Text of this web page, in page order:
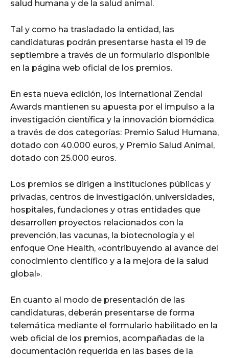
salud humana y de la salud animal.
Tal y como ha trasladado la entidad, las
candidaturas podrán presentarse hasta el 19 de
septiembre a través de un formulario disponible
en la página web oficial de los premios.
En esta nueva edición, los International Zendal
Awards mantienen su apuesta por el impulso a la
investigación científica y la innovación biomédica
a través de dos categorías: Premio Salud Humana,
dotado con 40.000 euros, y Premio Salud Animal,
dotado con 25.000 euros.
Los premios se dirigen a instituciones públicas y
privadas, centros de investigación, universidades,
hospitales, fundaciones y otras entidades que
desarrollen proyectos relacionados con la
prevención, las vacunas, la biotecnología y el
enfoque One Health, «contribuyendo al avance del
conocimiento científico y a la mejora de la salud
global».
En cuanto al modo de presentación de las
candidaturas, deberán presentarse de forma
telemática mediante el formulario habilitado en la
web oficial de los premios, acompañadas de la
documentación requerida en las bases de la